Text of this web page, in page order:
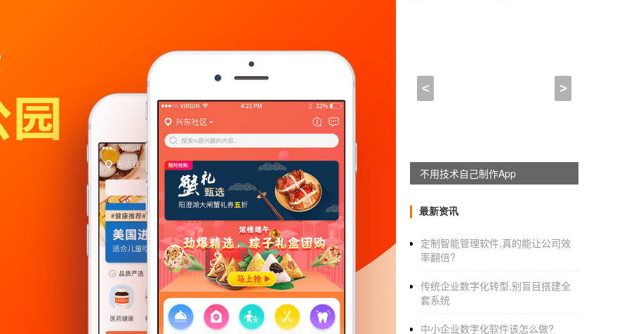
2021-02-18 12:00:00
APP开发定制的产品是不是要所有的人用
千千万万的想法下来。产品功能产品品种将
称，如果要将全球所有的APP收录下来，
< >
不用技术自己制作App
最新资讯
定制智能管理软件,真的能让公司效
率翻倍?
传统企业数字化转型,别盲目搭建全
套系统
中小企业数字化软件该怎么做?